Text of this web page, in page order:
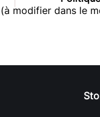
(à modifier dans le